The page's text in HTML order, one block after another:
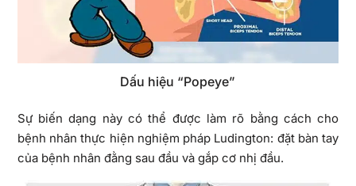
Dấu hiệu “Popeye”
Sự biến dạng này có thể được làm rõ bằng cách cho
bệnh nhân thực hiện nghiệm pháp Ludington: đặt bàn tay
của bệnh nhân đằng sau đầu và gắp cơ nhị đầu.